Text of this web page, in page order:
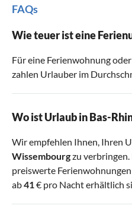
FAQs
Wie teuer ist eine
Für eine Ferienwohnung
zahlen Urlauber im
Wo ist Urlaub in Bas-
Wir empfehlen Ihnen, Ihren
Wissembourgzu
preiswerte
ab41€ pro Nacht erhältlich